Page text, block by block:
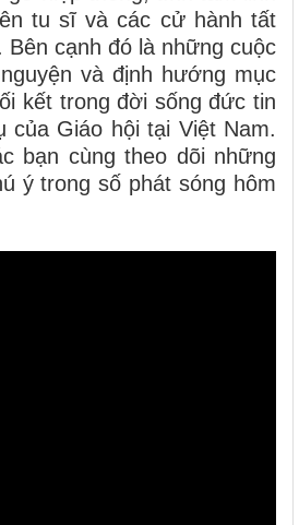
tu sĩ và các cử hành tất
Bên cạnh đó là những cuộc
và định hướng mục
kết trong đời sống đức tin
của Giáo hội tại Việt Nam.
bạn cùng theo dõi những
ý trong số phát sóng hôm